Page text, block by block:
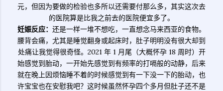
元，但因为要做的检验也多所以还需要付那么多，其实这次去
的医院算是比我之前去的医院便宜多了。
妊娠反应： 还是一样一堆不想吃，一直想念马来西亚的食物。
腰背会痛，尤其是睡觉翻身或起床时，肚子明明没有很大却到
处痛让我觉得很奇怪。2021 年 1 月尾（大概怀孕 18 周时）开
始感觉到胎动，一开始先感觉到有频率的打嗝般的动静，后来
就在晚上因烦恼睡不着的时候感觉到有一下没一下的胎动，也
许宝宝也在安慰我吧？这时候虽然怀孕四个多月但肚子还不是